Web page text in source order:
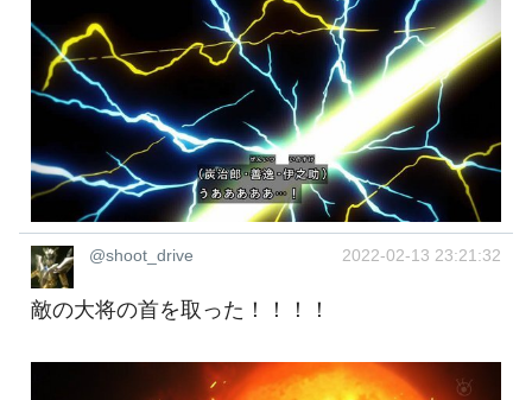
@shoot_drive 2022-02-13 23:21:32
敵の大将の首を取った！！！！